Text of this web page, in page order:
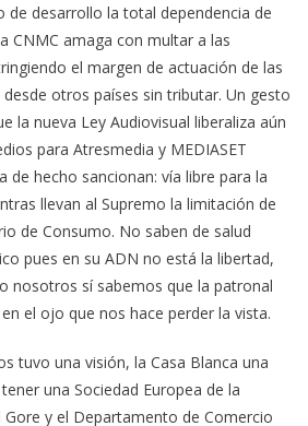
de desarrollo la total dependencia de
CNMC amaga con multar a las
el margen de actuación de las
otros países sin tributar. Un gesto
la nueva Ley Audiovisual liberaliza aún
para Atresmedia y MEDIASET
de hecho sancionan: vía libre para la
llevan al Supremo la limitación de
de Consumo. No saben de salud
pues en su ADN no está la libertad,
nosotros sí sabemos que la patronal
el ojo que nos hace perder la vista.
tuvo una visión, la Casa Blanca una
una Sociedad Europea de la
y el Departamento de Comercio